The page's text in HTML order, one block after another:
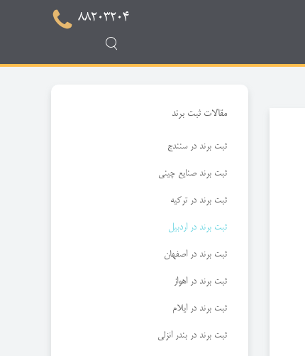
88203204
مقالات ثبت برند
ثبت برند در سنندج
ثبت برند صنایع چینی
ثبت برند در ترکیه
ثبت برند در اردبیل
ثبت برند در اصفهان
ثبت برند در اهواز
ثبت برند در ایلام
ثبت برند در بندر انزلی